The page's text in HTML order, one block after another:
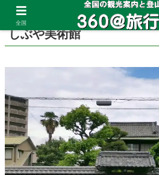
ホーム 広島県 福山
しぶや美術館
全国